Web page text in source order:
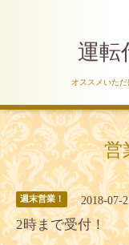
運転
オススメいた
営
週末営業！ 2018-07-
2時まで受付！